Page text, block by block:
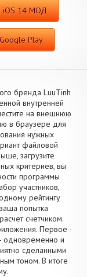
iOS 14 МОД
Play
бренда LuuTinh
внутренней
на внешнюю
в браузере для
нужных
файловой
загрузите
критериев, вы
программы
участников,
рейтингу
попытка
счетчиком.
Первое -
- одновременно и
сделанными
тоном. В итоге